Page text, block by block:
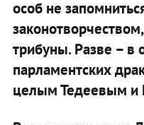
особ не
трибуны. Разве – в
парламентских
целым Тедеевым